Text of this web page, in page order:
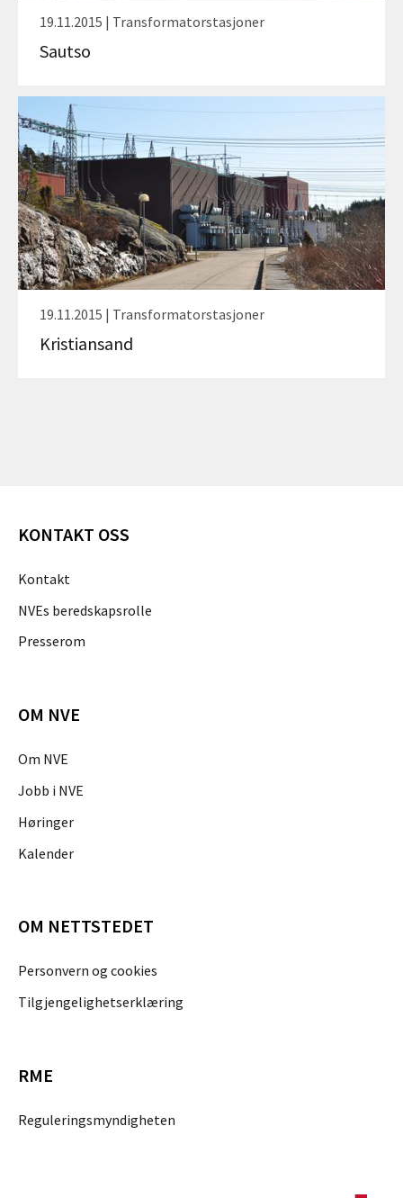
19.11.2015 | Transformatorstasjoner
Sautso
19.11.2015 | Transformatorstasjoner
Kristiansand
KONTAKT OSS
Kontakt
NVEs beredskapsrolle
Presserom
OM NVE
Om NVE
Jobb i NVE
Høringer
Kalender
OM NETTSTEDET
Personvern og cookies
Tilgjengelighetserklæring
RME
Reguleringsmyndigheten